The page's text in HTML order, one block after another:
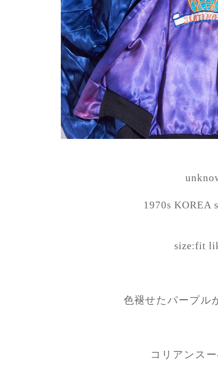
1970s KOREA
size:fit
色褪せたパープル
コリアンス